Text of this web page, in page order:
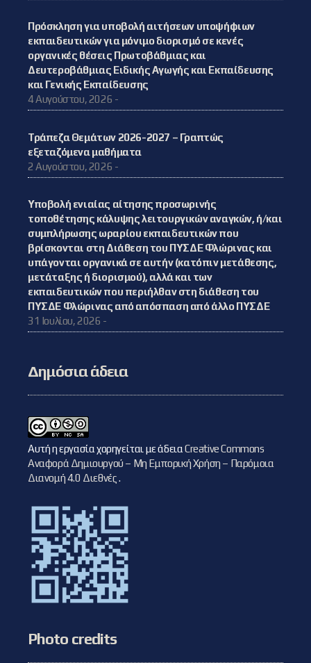
Πρόσκληση για υποβολή αιτήσεων υποψήφιων
εκπαιδευτικών για μόνιμο διορισμό σε κενές
οργανικές θέσεις Πρωτοβάθμιας και
Δευτεροβάθμιας Ειδικής Αγωγής και Εκπαίδευσης
και Γενικής Εκπαίδευσης
4 Αυγούστου, 2026 -
Τράπεζα Θεμάτων 2026-2027 – Γραπτώς
εξεταζόμενα μαθήματα
2 Αυγούστου, 2026 -
Υποβολή ενιαίας αίτησης προσωρινής
τοποθέτησης κάλυψης λειτουργικών αναγκών, ή/και
συμπλήρωσης ωραρίου εκπαιδευτικών που
βρίσκονται στη Διάθεση του ΠΥΣΔΕ Φλώρινας και
υπάγονται οργανικά σε αυτήν (κατόπιν μετάθεσης,
μετάταξης ή διορισμού), αλλά και των
εκπαιδευτικών που περιήλθαν στη διάθεση του
ΠΥΣΔΕ Φλώρινας από απόσπαση από άλλο ΠΥΣΔΕ
31 Ιουλίου, 2026 -
Δημόσια άδεια
Αυτή η εργασία χορηγείται με άδειαCreative Commons
Αναφορά Δημιουργού – Μη Εμπορική Χρήση – Παρόμοια
Διανομή 4.0 Διεθνές.
Photo credits